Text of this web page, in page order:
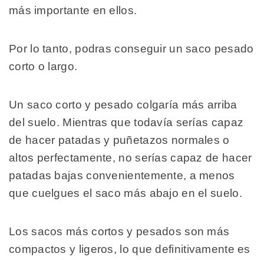
más importante en ellos.
Por lo tanto, podras conseguir un saco pesado
corto o largo.
Un saco corto y pesado colgaría más arriba
del suelo. Mientras que todavía serías capaz
de hacer patadas y puñetazos normales o
altos perfectamente, no serías capaz de hacer
patadas bajas convenientemente, a menos
que cuelgues el saco más abajo en el suelo.
Los sacos más cortos y pesados son más
compactos y ligeros, lo que definitivamente es